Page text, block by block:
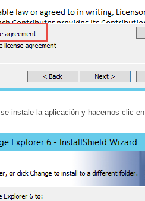
instale la aplicación y hacemos clic en